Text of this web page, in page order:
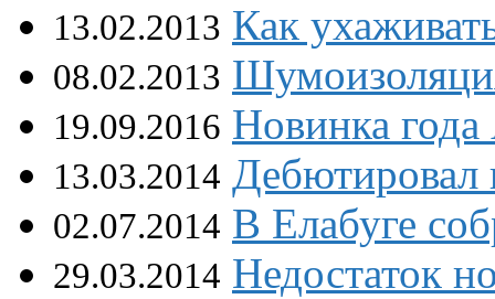
13.02.2013 Как
08.02.2013
19.09.2016 Новинка
13.03.2014 Дебютировал
02.07.2014 В Елабуге
29.03.2014 Недостаток